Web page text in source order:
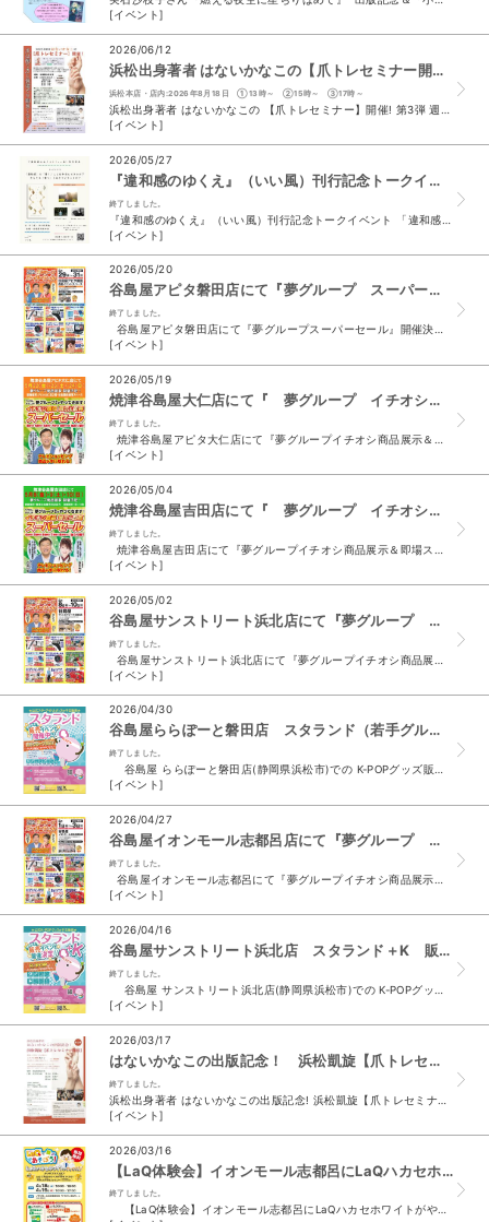
[イベント]
2026/06/12
浜松出身著者 はないかなこの【爪トレセミナー開催！】第3弾（谷島屋浜松本店）
浜松本店・店内:2026年8月18日 ①13時～ ②15時～ ③17時～
[イベント]
2026/05/27
『違和感のゆくえ』（いい風）刊行記念トークイベント（谷島屋浜松本店）
終了しました。
[イベント]
2026/05/20
谷島屋アピタ磐田店にて『夢グループ スーパーセール』開催決定！
終了しました。
谷島屋アピタ磐田店にて『夢グループスーパーセール』開催決定 催事開催日時 05/29 （金）9時～ 17 時 05/30 （土）9時～ 17 時 05/31 （日）...
[イベント]
2026/05/19
焼津谷島屋大仁店にて『 夢グループ イチオシ商品 展示＆即場スーパーセール 』開催決定
終了しました。
[イベント]
2026/05/04
焼津谷島屋吉田店にて『 夢グループ イチオシ商品 展示＆即場スーパーセール 』開催決定
終了しました。
[イベント]
2026/05/02
谷島屋サンストリート浜北店にて『夢グループ イチオシ商品 展示＆即売スーパーセール』開催決定！
終了しました。
[イベント]
2026/04/30
谷島屋ららぽーと磐田店 スタランド（若手グループ＆K-POP) 販売イベント開催
終了しました。
谷島屋 ららぽーと磐田店(静岡県浜松市)での K-POPグッズ販売イベントが決定いたしました♪ 2026年5月1日（金）から6月21日（日）までの約2ヵ月、 谷島屋...
[イベント]
2026/04/27
谷島屋イオンモール志都呂店にて『夢グループ イチオシ商品 展示＆即売スーパーセール』開催決定！
終了しました。
[イベント]
2026/04/16
谷島屋サンストリート浜北店 スタランド＋K 販売イベント開催
終了しました。
[イベント]
2026/03/17
はないかなこの出版記念！ 浜松凱旋【爪トレセミ開催】第2弾（谷島屋浜松本店）
終了しました。
[イベント]
2026/03/16
【LaQ体験会】イオンモール志都呂にLaQハカセホワイトがやってくる！(イオンモール志都呂）
終了しました。
【LaQ体験会】イオンモール志都呂にLaQハカセホワイトがやってくる！ 日時2026年4月18日（土）～4月19日（日） 場所イオンモール志都呂1階セ...